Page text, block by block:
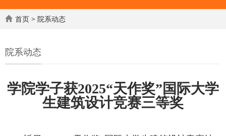
首页 > 院系动态
院系动态
学院学子获2025“天作奖”国际大学
生建筑设计竞赛三等奖